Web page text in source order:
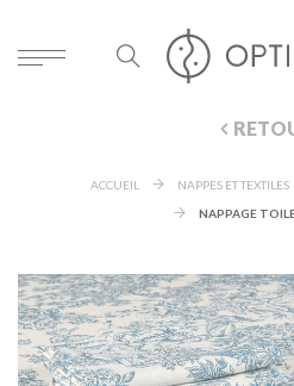
ACCUEIL NAPPES ET TEXTILES
NAPPAGE